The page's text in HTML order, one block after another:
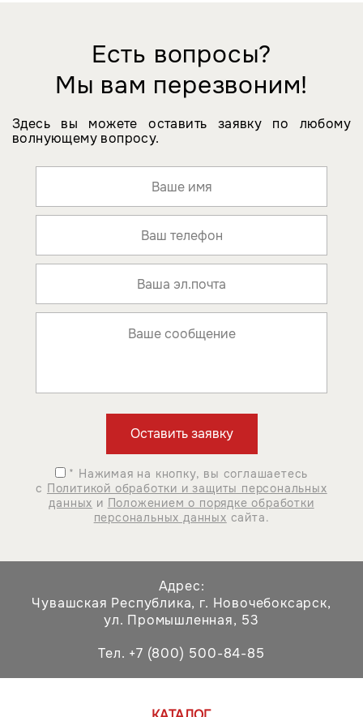
Есть вопросы?
Мы вам перезвоним!
Здесь вы можете оставить заявку по любому
волнующему вопросу.
* Нажимая на кнопку, вы соглашаетесь
с Политикой обработки и защиты персональных
данных и Положением о порядке обработки
персональных данных сайта.
Адрес:
Чувашская Республика, г. Новочебоксарск,
ул. Промышленная, 53
Тел. +7 (800) 500-84-85